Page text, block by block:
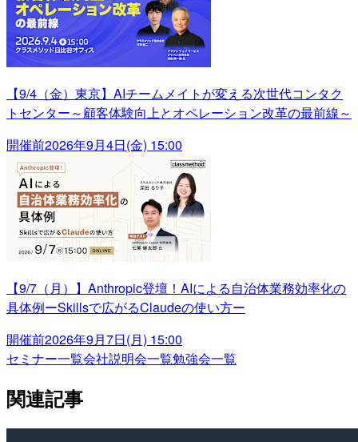
【9/4（金）東京】AIチームメイトが変える次世代コンタク
トセンター～顧客体験向上とオペレーション改革の最前線～
開催前2026年9月4日(金) 15:00
【9/7（月）】Anthropic登壇！AIによる自治体業務効率化の
具体例ーSkillsで広がるClaudeの使い方ー
開催前2026年9月7日(月) 15:00
セミナー一覧会社説明会一覧勉強会一覧
関連記事